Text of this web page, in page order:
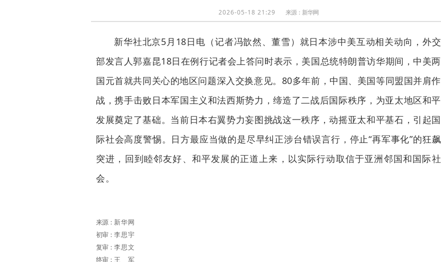
2026-05-18 21:29 来源： 新华网
新华社北京5月18日电（记者冯歆然、董雪）就日本涉中美互动相关动向，外交
部发言人郭嘉昆18日在例行记者会上答问时表示，美国总统特朗普访华期间，中美两
国元首就共同关心的地区问题深入交换意见。80多年前，中国、美国等同盟国并肩作
战，携手击败日本军国主义和法西斯势力，缔造了二战后国际秩序，为亚太地区和平
发展奠定了基础。当前日本右翼势力妄图挑战这一秩序，动摇亚太和平基石，引起国
际社会高度警惕。日方最应当做的是尽早纠正涉台错误言行，停止“再军事化”的狂飙
突进，回到睦邻友好、和平发展的正道上来，以实际行动取信于亚洲邻国和国际社
会。
来源： 新华网
初审： 李思宇
复审： 李思文
终审： 王军